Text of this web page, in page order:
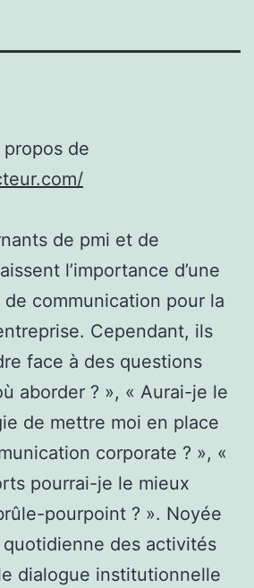
propos de
de pmi et de
l’importance d’une
communication pour la
Cependant, ils
face à des questions
aborder ? », « Aurai-je le
de mettre moi en place
corporate ? », «
pourrai-je le mieux
pourpoint ? ». Noyée
quotidienne des activités
dialogue institutionnelle